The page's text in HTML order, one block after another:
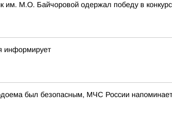
им. М.О. Байчоровой одержал победу в
информирует
был безопасным, МЧС России